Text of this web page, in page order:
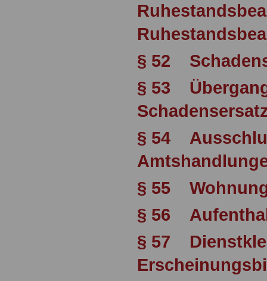
§ 52
§ 53
§ 54
§ 55
§ 56
§ 57